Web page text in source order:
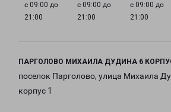
с 09:00 до
21:00
с 09:00 до
21:00
с 09:00 до
21:00
ПАРГОЛОВО МИХАИЛА ДУДИНА 6
поселок Парголово, улица Михаила
корпус 1